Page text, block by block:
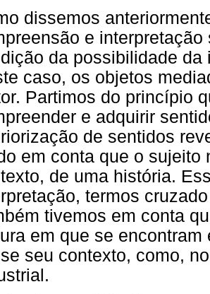
dissemos
e
da possibilidade
caso, os objetos
Partimos do princípio
e adquirir
de sentidos
em conta que o sujeito
de uma história.
termos
tivemos em conta
em que se
seu contexto, como,